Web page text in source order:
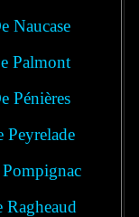
Naucase
Palmont
Pénières
Peyrelade
Ragheaud